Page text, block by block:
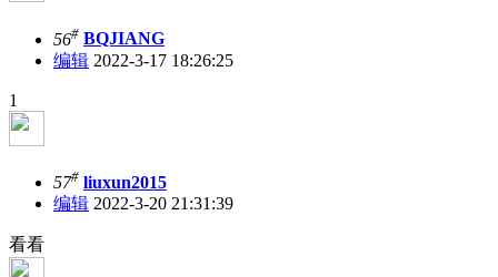
56# BQJIANG
编辑 2022-3-17 18:26:25
1
57# liuxun2015
编辑 2022-3-20 21:31:39
看看